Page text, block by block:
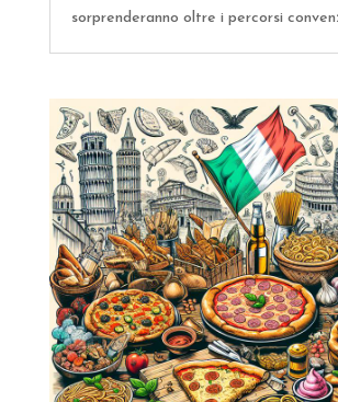
sorprenderanno oltre i percorsi